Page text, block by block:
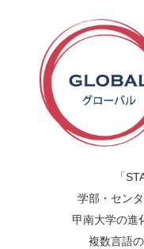
「
学部・セン
甲南大学の進
複数言語